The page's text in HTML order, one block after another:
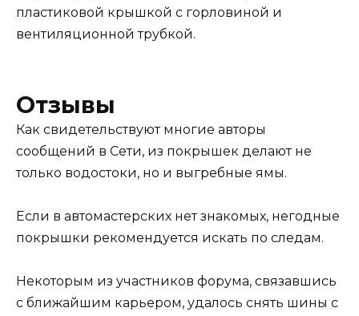
пластиковой крышкой с горловиной и
вентиляционной трубкой.
Отзывы
Как свидетельствуют многие авторы
сообщений в Сети, из покрышек делают не
только водостоки, но и выгребные ямы.
Если в автомастерских нет знакомых, негодные
покрышки рекомендуется искать по следам.
Некоторым из участников форума, связавшись
с ближайшим карьером, удалось снять шины с